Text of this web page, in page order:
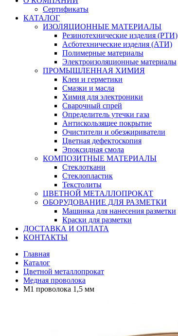
Сертификаты
КАТАЛОГ
ИЗОЛЯЦИОННЫЕ МАТЕРИАЛЫ
Резинотехнические изделия (РТИ)
Асботехнические изделия (АТИ)
Полимерные материалы
Электроизоляционные материалы
ПРОМЫШЛЕННАЯ ХИМИЯ
Клеи и герметики
Смазки и масла
Химия для электроники
Сварочный спрей
Определитель утечки газа
Антискользящее покрытие
Очистители и обезжириватели
Цветная дефектоскопия
Эпоксидная смола
КОМПОЗИТНЫЕ МАТЕРИАЛЫ
Стеклоткани
Стеклопластик
Текстолиты
ЦВЕТНОЙ МЕТАЛЛОПРОКАТ
ОБОРУДОВАНИЕ ДЛЯ РАЗМЕТКИ
Машинка для нанесения разметки
Краски для разметки
ДОСТАВКА И ОПЛАТА
КОНТАКТЫ
Главная
Каталог
Цветной металлопрокат
Медная проволока
М1 проволока 1,5 мм